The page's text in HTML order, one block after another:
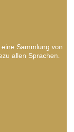
Sammlung von
allen Sprachen.